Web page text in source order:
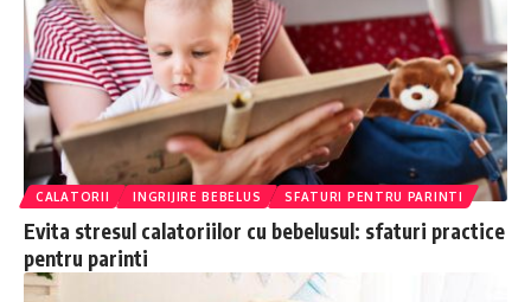
CALATORII INGRIJIRE BEBELUS SFATURI PENTRU PARINTI
Evita stresul calatoriilor cu bebelusul: sfaturi practice
pentru parinti